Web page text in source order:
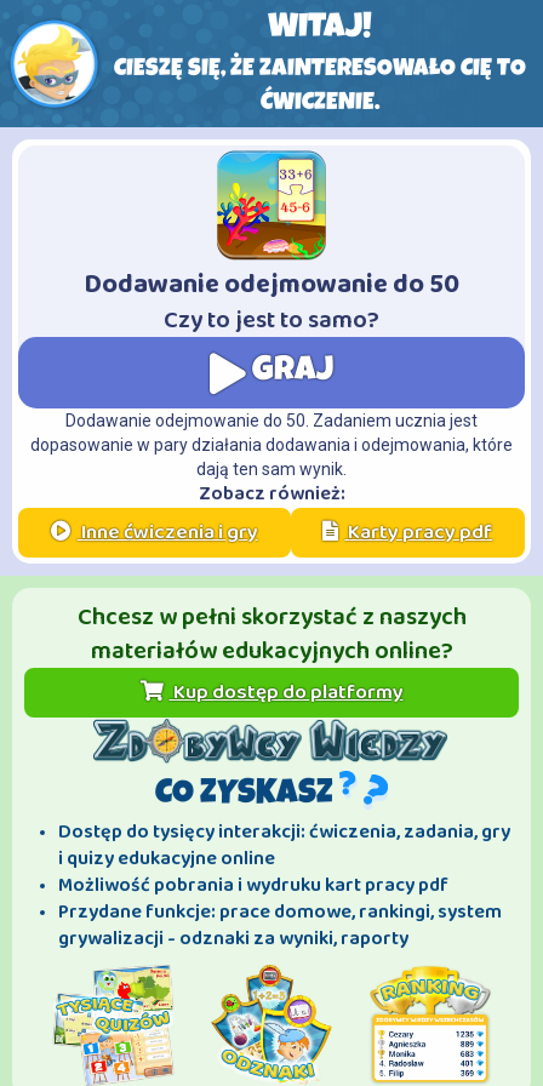
WITAJ!
CIESZĘ SIĘ, ŻE ZAINTERESOWAŁO CIĘ TO
ĆWICZENIE.
Dodawanie odejmowanie do 50
- Czy to jest to samo?
GRAJ
Dodawanie odejmowanie do 50. Zadaniem ucznia jest
dopasowanie w pary działania dodawania i odejmowania, które
dają ten sam wynik.
Zobacz również:
Inne ćwiczenia i gry Karty pracy pdf
Chcesz w pełni skorzystać z naszych
materiałów edukacyjnych online?
Kup dostęp do platformy
CO ZYSKASZ
Dostęp do tysięcy interakcji: ćwiczenia, zadania, gry
i quizy edukacyjne online
Możliwość pobrania i wydruku kart pracy pdf
Przydane funkcje: prace domowe, rankingi, system
grywalizacji - odznaki za wyniki, raporty